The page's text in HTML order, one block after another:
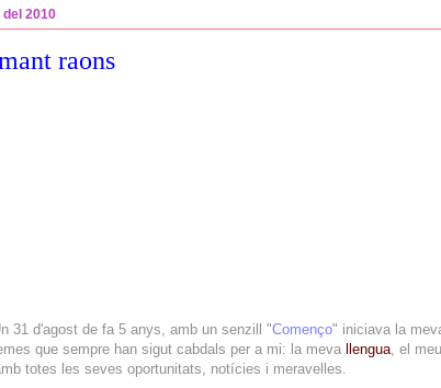
2010
raons
31 d'agost de fa 5 anys, amb un senzill "Començo" iniciava la
que sempre han sigut cabdals per a mi: la meva
llengua , el meu
totes les seves oportunitats, notícies i meravelles.